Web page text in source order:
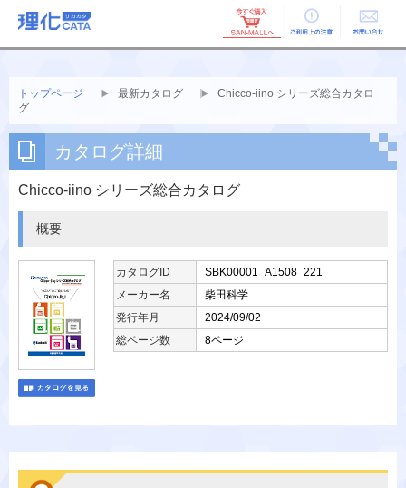
ご利用上の お問い合せ
トップページ 最新カタログ
Chicco-iino シリーズ総合カタロ
グ
カタログ詳細
Chicco-iino シリーズ総合カタログ
概要
カタログID
SBK00001_A1508_221
メーカー名
柴田科学
発行年月
2024/09/02
総ページ数
8ページ